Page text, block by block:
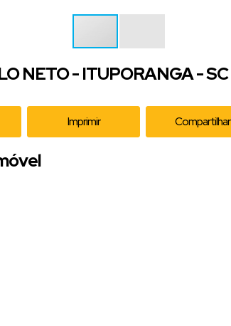
NETO - ITUPORANGA - SC
Imprimir Compartilhar